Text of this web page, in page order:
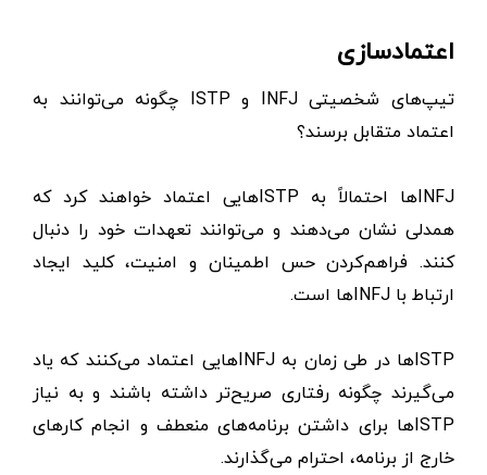
اعتمادسازی
تیپ‌های شخصیتی INFJ و ISTP چگونه می‌توانند به
اعتماد متقابل برسند؟
INFJها احتمالاً به ISTPهایی اعتماد خواهند کرد که
همدلی نشان می‌دهند و می‌توانند تعهدات خود را دنبال
کنند. فراهم‌کردن حس اطمینان و امنیت، کلید ایجاد
ارتباط با INFJها است.
ISTPها در طی زمان به INFJهایی اعتماد می‌کنند که یاد
می‌گیرند چگونه رفتاری صریح‌تر داشته باشند و به نیاز
ISTPها برای داشتن برنامه‌های منعطف و انجام کارهای
خارج از برنامه، احترام می‌گذارند.